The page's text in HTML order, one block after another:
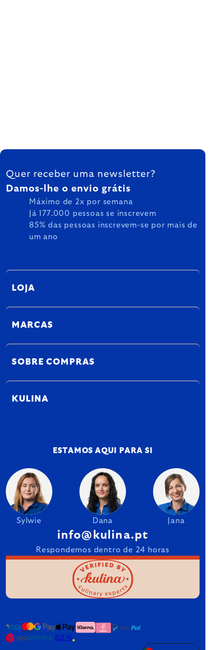
FOOTER
Quer receber uma newsletter?
Damos-lhe o envio grátis
Máximo de 2x por semana
Já 177.000 pessoas se inscrevem
85% das pessoas inscrevem-se por mais de
um ano
LOJA
MARCAS
SOBRE COMPRAS
KULINA
ESTAMOS AQUI PARA SI
Sylwie Dana Jana
info@kulina.pt
Respondemos dentro de 24 horas